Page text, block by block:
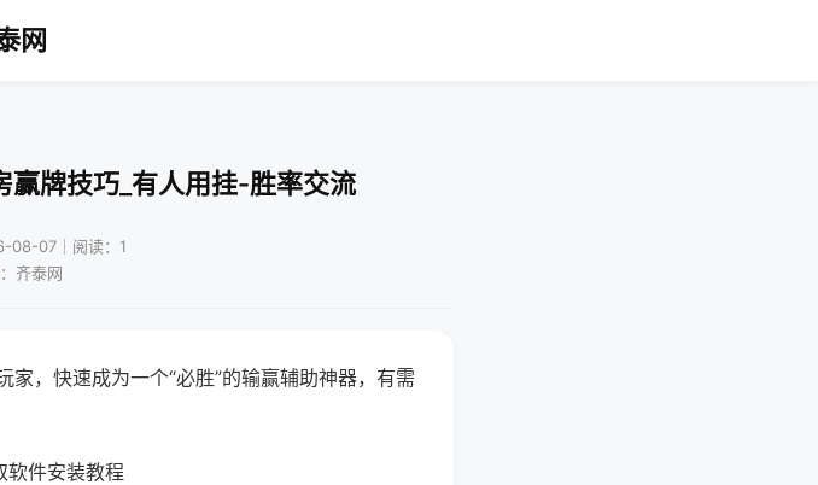
网
牌技巧_有人用挂-胜率交流
08-07｜阅读：1
齐泰网
，快速成为一个“必胜”的输赢辅助神器，有需
件安装教程